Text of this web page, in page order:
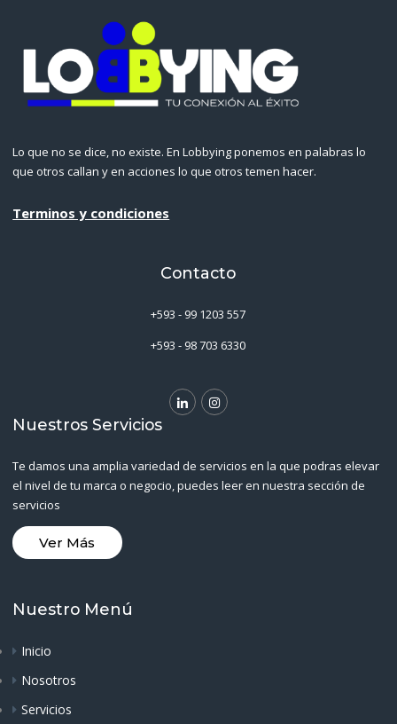
Lo que no se dice, no existe. En Lobbying ponemos en palabras lo
que otros callan y en acciones lo que otros temen hacer.
Terminos y condiciones
Contacto
+593 - 99 1203 557
+593 - 98 703 6330
Nuestros Servicios
Te damos una amplia variedad de servicios en la que podras elevar
el nivel de tu marca o negocio, puedes leer en nuestra sección de
servicios
Ver Más
Nuestro Menú
Inicio
Nosotros
Servicios